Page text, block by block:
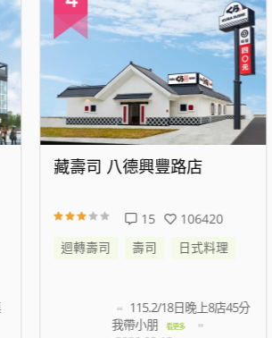
司 八德興豐路店
15
106420
壽司 日式料理
115.2/18日晚上8店45分
藏壽